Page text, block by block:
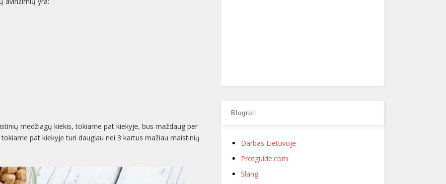
medžiagų kiekis, tokiame pat kiekyje, bus maždaug per
pat kiekyje turi daugiau nei 3 kartus mažiau maistinių
Blogroll
Darbas Lietuvoje
Protguide.com
Slang